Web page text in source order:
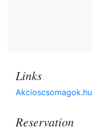
Links
Akcioscsomagok.hu
Reservation